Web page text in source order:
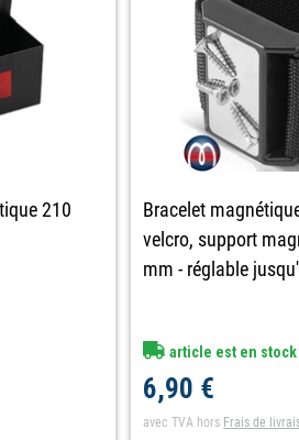
210
Bracelet
velcro, support
mm - réglable
article est en stock
6,90 €
avec TVA hors Frais de